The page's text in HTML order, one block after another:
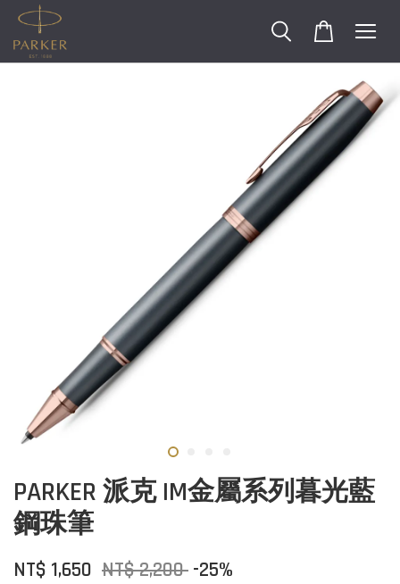
PARKER 派克 IM金屬系列暮光藍
鋼珠筆
NT$ 1,650 NT$ 2,200 -25%